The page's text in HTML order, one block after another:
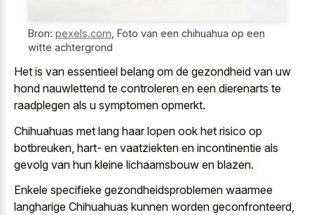
Bron: pexels.com Foto van een chihuahua op een
witte achtergrond
Het is van essentieel belang om de gezondheid van uw
hond nauwlettend te controleren en een dierenarts te
raadplegen als u symptomen opmerkt.
Chihuahuas met lang haar lopen ook het risico op
botbreuken, hart- en vaatziekten en incontinentie als
gevolg van hun kleine lichaamsbouw en blazen.
Enkele specifieke gezondheidsproblemen waarmee
langharige Chihuahuas kunnen worden geconfronteerd,